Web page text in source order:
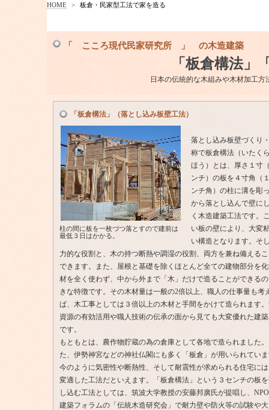
HOME > 板倉・民家型工法で家を造る
「 こころ現代民家研究所 」 の木造建築
「板倉構法
日本の伝統的な木組みや木材加工
「板倉構法」（落とし込み板壁工法）
柱の間に板を一枚づつ落とすので建前は
最低３日はかかる。
落とし込み板壁づくり
称で板倉構法（いたく
ほう）とは、厚さ１寸
ンチ）の板を４寸角（
ンチ角）の柱に溝を彫
から落とし込んで壁に
く木造建築工法です。
い板の壁により、大変
い構造となります。そ
力的な役割と、木の持つ断熱や調湿の役割、両方を兼ね備える
できます。また、屋根と基礎を除くほとんど全ての建物部分を
材を全く使わず、中から外まで「木」だけで造ることができる
きな特徴です。その木材量は一般の2倍以上、職人の仕事量も考
ば、木工事としては３倍以上の木材と手間をかけて造られます
資源の有効活用や職人技術の伝承の面から見ても大変優れた建
です。
もともとは、農作物貯蔵の為の倉庫として各地で造られました
た、伊勢神宮などの神社仏閣にも多く「板倉」が用いられてい
今のように気密性や断熱性、そして耐震性が求められる住宅に
変適した工法だといえます。「板倉構法」という３センチの板
し込む工法としては、筑波大学教授の安藤邦廣氏が提唱し、
建築フォラムの「伝統木造研究会」で耐力壁や防火等の試験や